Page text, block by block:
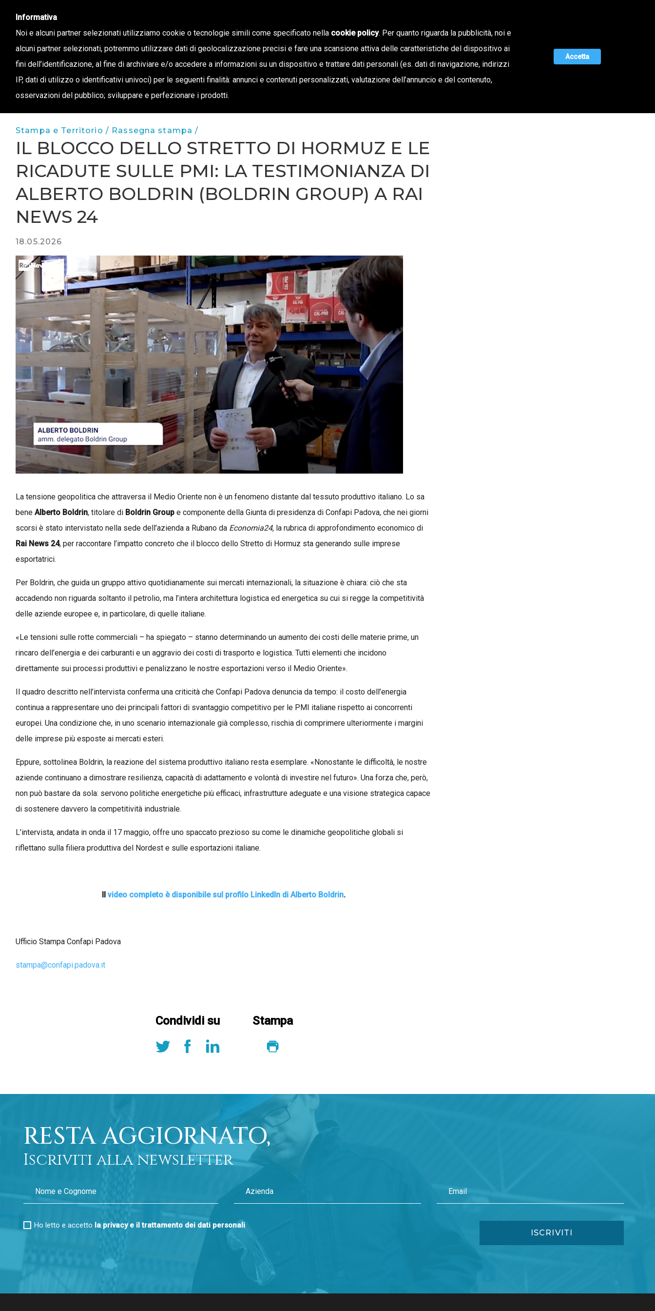
info@confapi.padova.it
CHI SIAMO STAMPA E TERRITORIO NOTIZIE OFFERTA DI VALORE MAGAZINE UNISCITI A NOI
Stampa e Territorio / Rassegna stampa /
IL BLOCCO DELLO STRETTO DI HORMUZ E LE
RICADUTE SULLE PMI: LA TESTIMONIANZA DI
ALBERTO BOLDRIN (BOLDRIN GROUP) A RAI
NEWS 24
18.05.2026
La tensione geopolitica che attraversa il Medio Oriente non è un fenomeno distante dal tessuto produttivo italiano. Lo sa
bene Alberto Boldrin, titolare di Boldrin Group e componente della Giunta di presidenza di Confapi Padova, che nei giorni
scorsi è stato intervistato nella sede dell’azienda a Rubano da Economia24, la rubrica di approfondimento economico di
Rai News 24, per raccontare l’impatto concreto che il blocco dello Stretto di Hormuz sta generando sulle imprese
esportatrici.
Per Boldrin, che guida un gruppo attivo quotidianamente sui mercati internazionali, la situazione è chiara: ciò che sta
accadendo non riguarda soltanto il petrolio, ma l’intera architettura logistica ed energetica su cui si regge la competitività
delle aziende europee e, in particolare, di quelle italiane.
«Le tensioni sulle rotte commerciali – ha spiegato – stanno determinando un aumento dei costi delle materie prime, un
rincaro dell’energia e dei carburanti e un aggravio dei costi di trasporto e logistica. Tutti elementi che incidono
direttamente sui processi produttivi e penalizzano le nostre esportazioni verso il Medio Oriente».
Il quadro descritto nell’intervista conferma una criticità che Confapi Padova denuncia da tempo: il costo dell’energia
continua a rappresentare uno dei principali fattori di svantaggio competitivo per le PMI italiane rispetto ai concorrenti
europei. Una condizione che, in uno scenario internazionale già complesso, rischia di comprimere ulteriormente i margini
delle imprese più esposte ai mercati esteri.
Eppure, sottolinea Boldrin, la reazione del sistema produttivo italiano resta esemplare. «Nonostante le difficoltà, le nostre
aziende continuano a dimostrare resilienza, capacità di adattamento e volontà di investire nel futuro». Una forza che, però,
non può bastare da sola: servono politiche energetiche più efficaci, infrastrutture adeguate e una visione strategica capace
di sostenere davvero la competitività industriale.
L’intervista, andata in onda il 17 maggio, offre uno spaccato prezioso su come le dinamiche geopolitiche globali si
riflettano sulla filiera produttiva del Nordest e sulle esportazioni italiane.
Il video completo è disponibile sul profilo LinkedIn di Alberto Boldrin.
Ufficio Stampa Confapi Padova
stampa@confapi.padova.it
Condividi su Stampa
RESTA AGGIORNATO,
Iscriviti alla newsletter
Ho letto e accetto la privacy e il trattamento dei dati personali
Informativa
Noi e alcuni partner selezionati utilizziamo cookie o tecnologie simili come specificato nella cookie policy. Per quanto riguarda la pubblicità, noi e
alcuni partner selezionati, potremmo utilizzare dati di geolocalizzazione precisi e fare una scansione attiva delle caratteristiche del dispositivo ai
fini dell’identificazione, al fine di archiviare e/o accedere a informazioni su un dispositivo e trattare dati personali (es. dati di navigazione, indirizzi
IP, dati di utilizzo o identificativi univoci) per le seguenti finalità: annunci e contenuti personalizzati, valutazione dell’annuncio e del contenuto,
osservazioni del pubblico; sviluppare e perfezionare i prodotti.
Accetta